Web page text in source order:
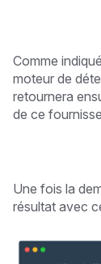
Comme
moteur de
retournera
de ce
Une fois la
résultat avec